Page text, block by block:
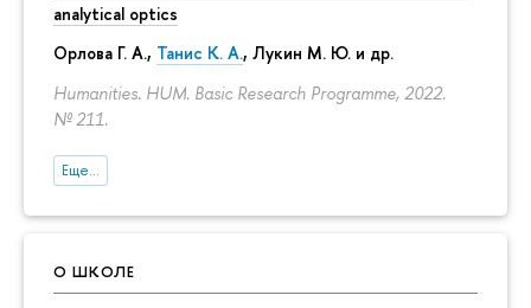
analytical optics
Орлова Г. А., Танис К. А., Лукин М. Ю. и др.
Humanities. HUM. Basic Research Programme, 2022.
№ 211.
Еще...
О ШКОЛЕ